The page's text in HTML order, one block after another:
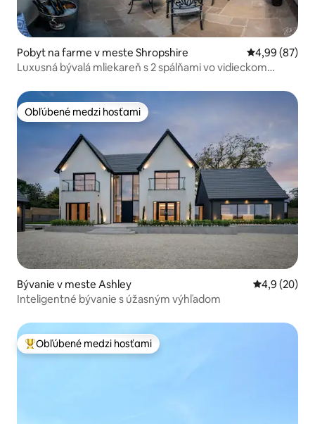
Pobyt na farme v meste Shropshire Priemerné
4,99 (87)
Luxusná bývalá mliekareň s 2 spálňami vo vidieckom
Obľúbené medzi hosťami
Obľúbené medzi hosťami
Bývanie v meste Ashley Priemerné
4,9 (20)
Inteligentné bývanie s úžasným výhľadom
Najobľúbenejšie medzi hosťami
Obľúbené medzi hosťami